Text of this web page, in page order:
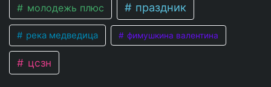
молодежь плюс праздник
река медведица фимушкина валентина
цсзн